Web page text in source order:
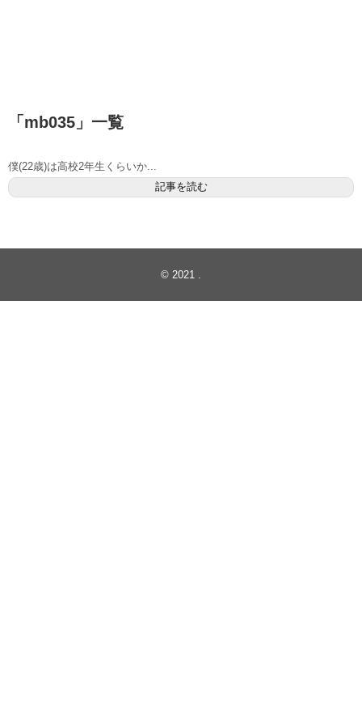
「 mb035 」 一覧
僕(22歳)は高校2年生くらいか...
記事を読む
© 2021